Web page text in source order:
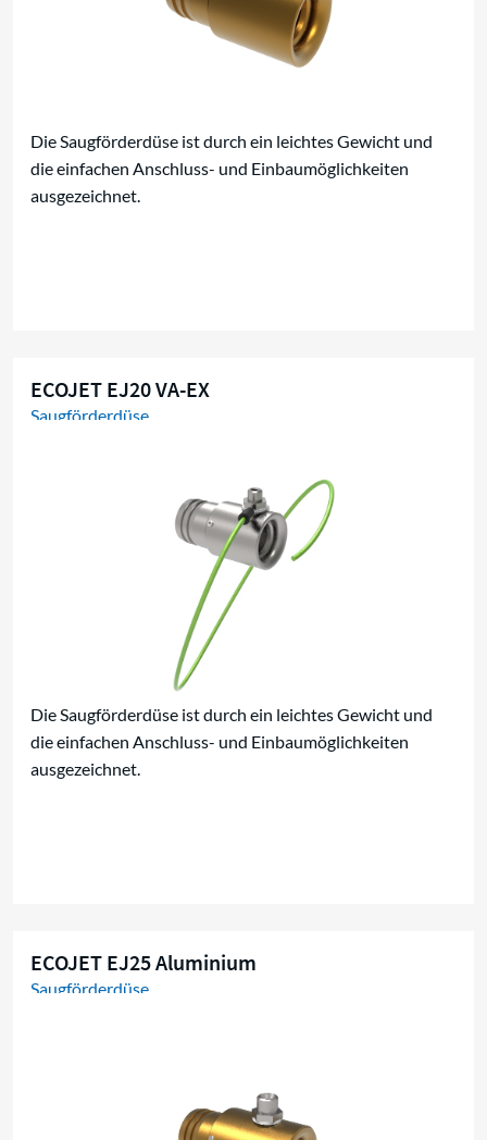
Die Saugförderdüse ist durch ein leichtes Gewicht und
die einfachen Anschluss- und Einbaumöglichkeiten
ausgezeichnet.
ECOJET EJ20 VA-EX
Saugförderdüse
Die Saugförderdüse ist durch ein leichtes Gewicht und
die einfachen Anschluss- und Einbaumöglichkeiten
ausgezeichnet.
ECOJET EJ25 Aluminium
Saugförderdüse